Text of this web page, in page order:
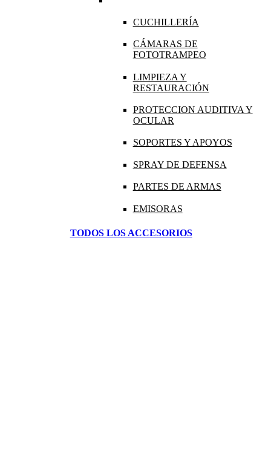
CUCHILLERÍA
CÁMARAS DE
FOTOTRAMPEO
LIMPIEZA Y
RESTAURACIÓN
PROTECCION AUDITIVA Y
OCULAR
SOPORTES Y APOYOS
SPRAY DE DEFENSA
PARTES DE ARMAS
EMISORAS
TODOS LOS ACCESORIOS